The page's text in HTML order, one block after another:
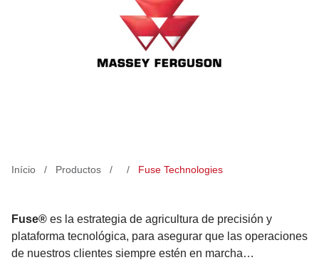
FUSE TECHNOLOGIES
Início / Productos / / Fuse Technologies
Fuse® es la estrategia de agricultura de precisión y
plataforma tecnológica, para asegurar que las operaciones
de nuestros clientes siempre estén en marcha…